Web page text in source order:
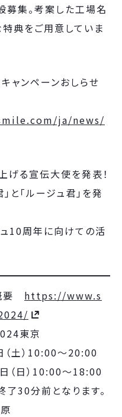
募集。考案した工場名
典をご用意していま
ャンペーンおしらせ
ja/news/
げる宣伝大使を発表！
と「ルージュ君」を発
10周年に向けての活
要 https://www.s
東京
土）10:00～20:00
10:00～18:00
前となります。